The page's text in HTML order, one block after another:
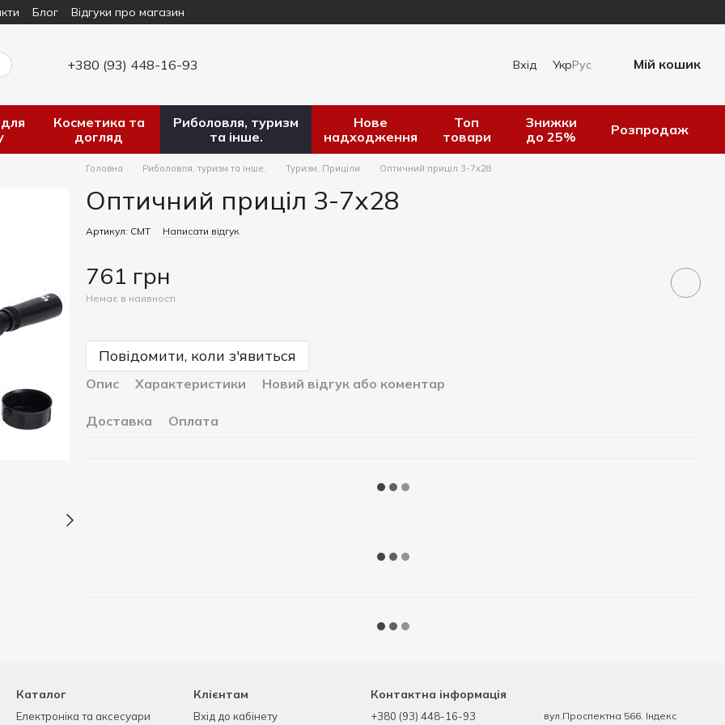
Блог Відгуки про магазин
+380 (93) 448-16-93 Вхід УкрРус Мій кошик
Косметика та
догляд
Риболовля, туризм
та інше.
Нове
надходження
Топ
товари
Знижки
до 25%
Розпродаж
Головна Риболовля, туризм та інше. Туризм, Приціли Оптичний приціл 3-7x28
Оптичний приціл 3-7x28
Артикул: СМТ Написати відгук
761 грн
Немає в наявності
Повідомити, коли з'явиться
Опис Характеристики Новий відгук або коментар
Доставка Оплата
Каталог
Електроніка та аксесуари
Клієнтам
Вхід до кабінету
Контактна інформація
+380 (93) 448-16-93
вул.Проспектна 566. Індекс